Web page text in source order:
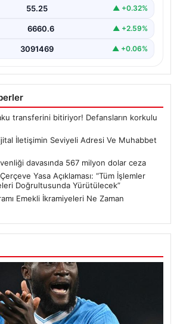
55.25 ▲ +0.32%
6660.6 ▲ +2.59%
3091469 ▲ +0.06%
transferini bitiriyor! Defansların korkulu
İletişimin Seviyeli Adresi Ve Muhabbet
davasında 567 milyon dolar ceza
Yasa Açıklaması: “Tüm İşlemler
Doğrultusunda Yürütülecek”
Emekli İkramiyeleri Ne Zaman